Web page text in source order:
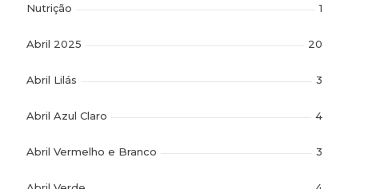
Nutrição 1
Abril 2025 20
Abril Lilás 3
Abril Azul Claro 4
Abril Vermelho e Branco 3